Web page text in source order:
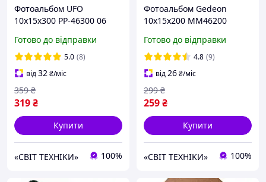
Фотоальбом UFO
10x15x300 PP-46300 06
Готово до відправки
5.0 (8)
від32₴/міс
319₴
359 ₴
Купити
«CBIT TEXHIKИ» 100%
Фотоальбом Gedeon
10x15x200 MM46200
Готово до відправки
4.8 (9)
від26₴/міс
259₴
299 ₴
Купити
«CBIT TEXHIKИ» 100%